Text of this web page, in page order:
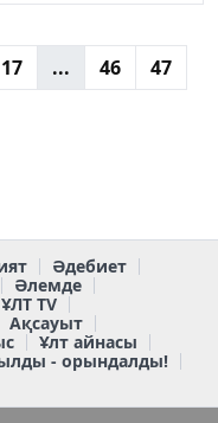
17 ... 46
47
Әдебиет
Әлемде
ҰЛТ TV
Ақсауыт
Ұлт айнасы
- орындалды!